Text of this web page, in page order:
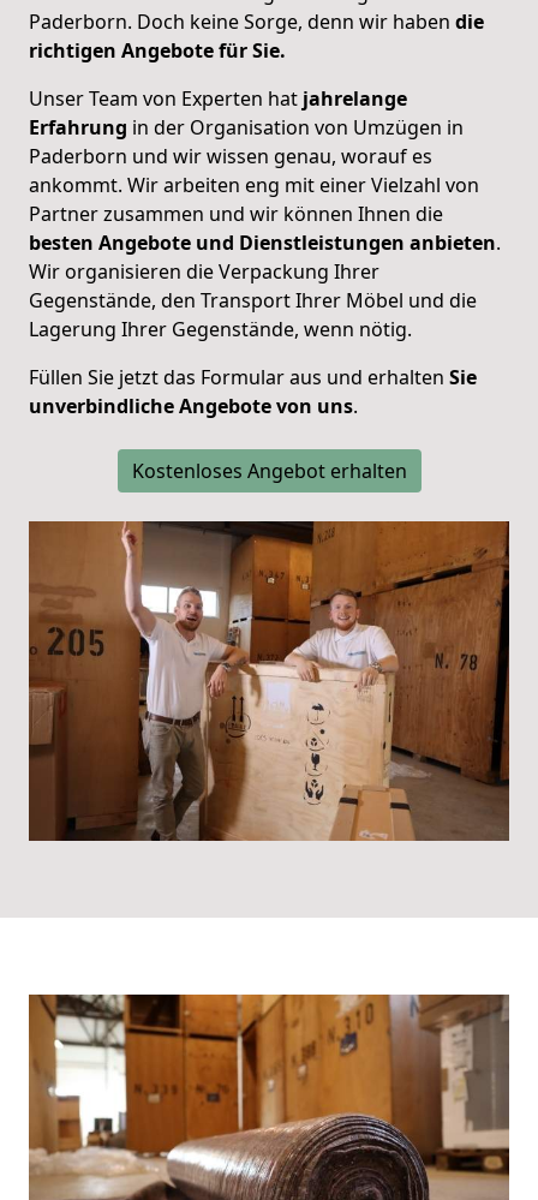
Paderborn. Doch keine Sorge, denn wir haben die
richtigen Angebote für Sie.
Unser Team von Experten hat jahrelange
Erfahrung in der Organisation von Umzügen in
Paderborn und wir wissen genau, worauf es
ankommt. Wir arbeiten eng mit einer Vielzahl von
Partner zusammen und wir können Ihnen die
besten Angebote und Dienstleistungen anbieten.
Wir organisieren die Verpackung Ihrer
Gegenstände, den Transport Ihrer Möbel und die
Lagerung Ihrer Gegenstände, wenn nötig.
Füllen Sie jetzt das Formular aus und erhalten Sie
unverbindliche Angebote von uns.
Kostenloses Angebot erhalten